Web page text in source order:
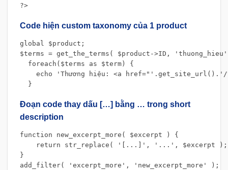
?>
Code hiện custom taxonomy của 1 product
global $product;
$terms = get_the_terms( $product->ID,
  foreach($terms as $term) {
echo 'Thương hiệu: <a
  }
Đoạn code thay dấu […] bằng … trong short
description
function new_excerpt_more( $excerpt ) {
    return str_replace( '[...]', '...', $excerpt );
}
add_filter( 'excerpt_more', 'new_excerpt_more' );